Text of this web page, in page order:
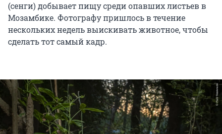
(сенги) добывает пищу среди опавших листьев в
Мозамбике. Фотографу пришлось в течение
нескольких недель выискивать животное, чтобы
сделать тот самый кадр.